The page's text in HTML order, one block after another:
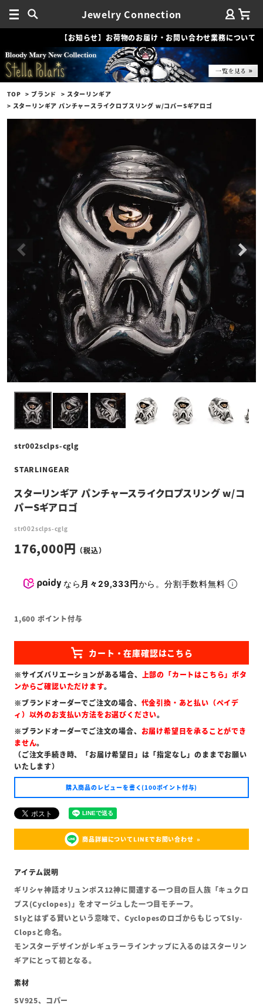
Jewelry Connection
【お知らせ】お荷物のお届け・お問い合わせ業務について
TOP ブランド
スターリンギア
スターリンギア パンチャースライクロプスリング w/コパーSギアロゴ
str002sclps-cglg
STARLINGEAR
スターリンギア パンチャースライクロプスリング w/コ
パーSギアロゴ
str002sclps-cglg
176,000
なら 月々29,333円から。分割手数料無料
1,600 ポイント付与
※サイズバリエーションがある場合、 上部の「カートはこちら」ボタ
ンからご確認いただけます。
※ブランドオーダーでご注文の場合、 代金引換・あと払い（ペイデ
ィ）以外のお支払い方法をお選びください。
※ブランドオーダーでご注文の場合、 お届け希望日を承ることができ
ません。
（ご注文手続き時、「お届け希望日」は「指定なし」のままでお願い
いたします）
購入商品のレビューを書く(100ポイント付与)
商品詳細についてLINEでお問い合わせ
ギリシャ神話オリュンポス12神に関連する一つ目の巨人族「キュクロ
プス(Cyclopes)」をオマージュした一つ目モチーフ。
Slyとはずる賢いという意味で、CyclopesのロゴからもじってSly-
Clopsと命名。
モンスターデザインがレギュラーラインナップに入るのはスターリン
ギアにとって初となる。
SV925、コパー